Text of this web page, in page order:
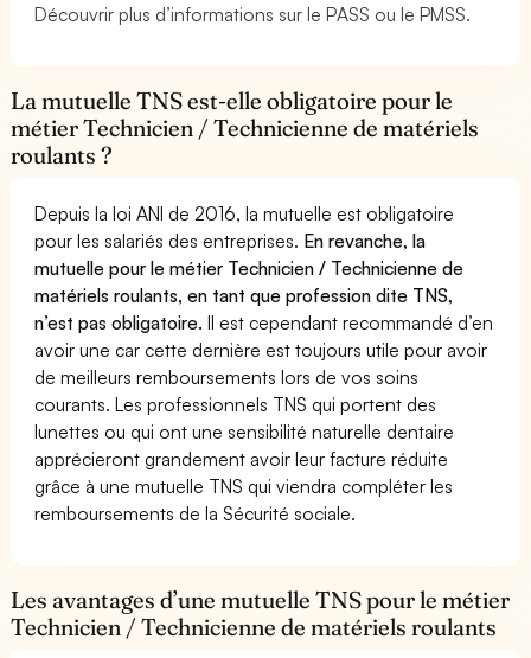
Découvrir plus d’informations sur le PASS ou le PMSS.
La mutuelle TNS est-elle obligatoire pour le
métier Technicien / Technicienne de matériels
roulants ?
Depuis la loi ANI de 2016, la mutuelle est obligatoire
pour les salariés des entreprises. En revanche, la
mutuelle pour le métier Technicien / Technicienne de
matériels roulants, en tant que profession dite TNS,
n’est pas obligatoire.Il est cependant recommandé d’en
avoir une car cette dernière est toujours utile pour avoir
de meilleurs remboursements lors de vos soins
courants. Les professionnels TNS qui portent des
lunettes ou qui ont une sensibilité naturelle dentaire
apprécieront grandement avoir leur facture réduite
grâce à une mutuelle TNS qui viendra compléter les
remboursements de la Sécurité sociale.
Les avantages d’une mutuelle TNS pour le métier
Technicien / Technicienne de matériels roulants